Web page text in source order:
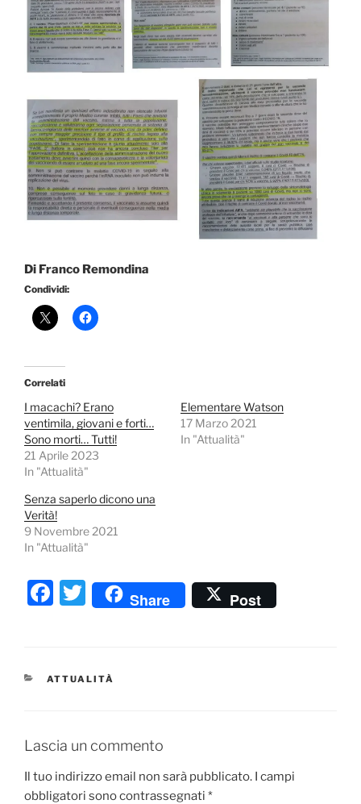
Di Franco Remondina
Condividi:
Correlati
I macachi? Erano
ventimila, giovani e forti…
Sono morti… Tutti!
21 Aprile 2023
In "Attualità"
Elementare Watson
17 Marzo 2021
In "Attualità"
Senza saperlo dicono una
Verità!
9 Novembre 2021
In "Attualità"
F
e
o
k
T
w
er
Share Post
CATEGORIE
ATTUALITÀ
Lascia un commento
Il tuo indirizzo email non sarà pubblicato. I campi
obbligatori sono contrassegnati *